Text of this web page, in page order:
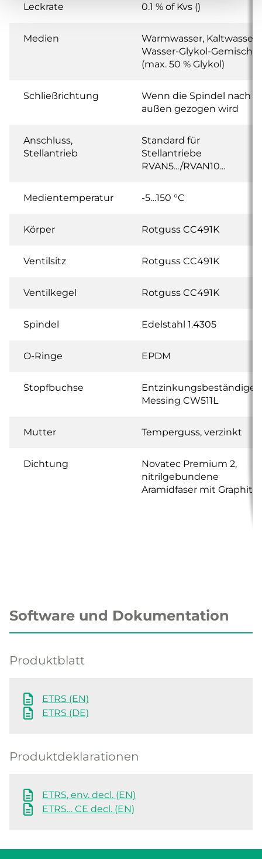
Leckrate 0.1 % of Kvs ()
Medien
Warmwasser, Kaltwasser,
Wasser-Glykol-Gemisch
(max. 50 % Glykol)
Schließrichtung
Wenn die Spindel nach
außen gezogen wird
Anschluss,
Stellantrieb
Standard für
Stellantriebe
RVAN5.../RVAN10...
Medientemperatur -5…150 °C
Körper Rotguss CC491K
Ventilsitz Rotguss CC491K
Ventilkegel Rotguss CC491K
Spindel Edelstahl 1.4305
O-Ringe EPDM
Stopfbuchse
Entzinkungsbeständiges
Messing CW511L
Mutter Temperguss, verzinkt
Dichtung
Novatec Premium 2,
nitrilgebundene
Aramidfaser mit Graphit
Software und Dokumentation
Produktblatt
ETRS (EN)
ETRS (DE)
Produktdeklarationen
ETRS, env. decl. (EN)
ETRS… CE decl. (EN)